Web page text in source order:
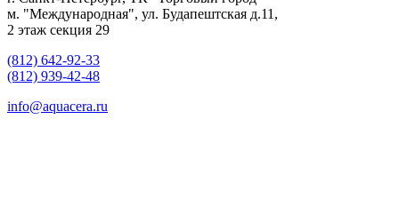
м. "Международная", ул. Будапештская д.11,
2 этаж секция 29
(812) 642-92-33
(812) 939-42-48
info@aquacera.ru